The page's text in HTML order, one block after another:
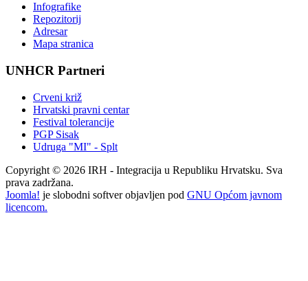
Infografike
Repozitorij
Adresar
Mapa stranica
UNHCR Partneri
Crveni križ
Hrvatski pravni centar
Festival tolerancije
PGP Sisak
Udruga "MI" - Splt
Copyright © 2026 IRH - Integracija u Republiku Hrvatsku. Sva
prava zadržana.
Joomla! je slobodni softver objavljen pod GNU Općom javnom
licencom.